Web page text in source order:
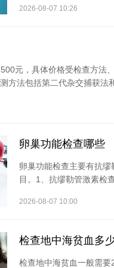
2026-08-07 10:26
元，具体价格受检查方法
方法包括第二代杂交捕获法
卵巢功能检查哪些
卵巢功能检查主要有抗
目。1、抗缪勒管激素检
2026-08-07 10:00
检查地中海贫血多
检查地中海贫血一般需